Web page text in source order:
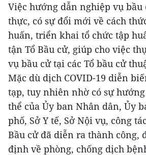
Việc hướng dẫn nghiệp vụ bầu
thực, có sự đổi mới về cách
huấn, triển khai tổ chức tập
tận Tổ Bầu cử, giúp cho việc
vụ bầu cử tại các Tổ bầu cử
Mặc dù dịch COVID-19 diễn
tạp, tuy nhiên nhờ có sự
thể của Ủy ban Nhân dân, Ủy
phố, Sở Y tế, Sở Nội vụ, công
Bầu cử đã diễn ra thành công,
định về phòng, chống dịch